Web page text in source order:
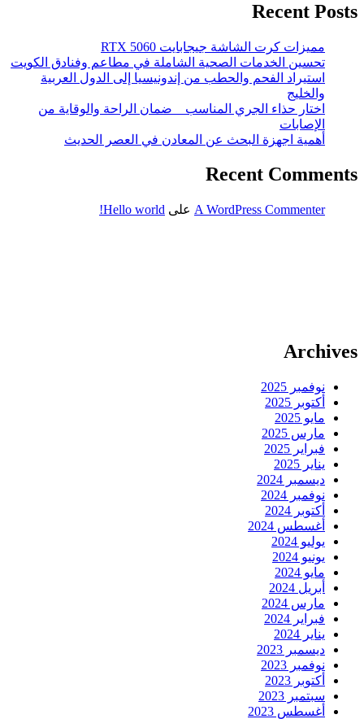
Recent Posts
مميزات كرت الشاشة جيجابايت RTX 5060
تحسين الخدمات الصحية الشاملة في مطاعم وفنادق الكويت
استيراد الفحم والحطب من إندونيسيا إلى الدول العربية
والخليج
اختار حذاء الجري المناسب _ ضمان الراحة والوقاية من
الإصابات
أهمية اجهزة البحث عن المعادن في العصر الحديث
Recent Comments
A WordPress Commenter على Hello world!
Archives
نوفمبر 2025
أكتوبر 2025
مايو 2025
مارس 2025
فبراير 2025
يناير 2025
ديسمبر 2024
نوفمبر 2024
أكتوبر 2024
أغسطس 2024
يوليو 2024
يونيو 2024
مايو 2024
أبريل 2024
مارس 2024
فبراير 2024
يناير 2024
ديسمبر 2023
نوفمبر 2023
أكتوبر 2023
سبتمبر 2023
أغسطس 2023